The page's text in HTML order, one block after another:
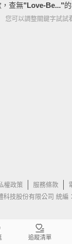
查無"Love-Be..."
您可以調整關鍵字試試
權政策 服務條款
科技股份有限公司 統編
追蹤清單